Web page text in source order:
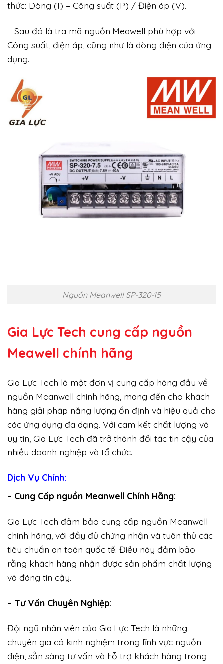
thức: Dòng (I) = Công suất (P) / Điện áp (V).
– Sau đó là tra mã nguồn Meawell phù hợp với
Công suất, điện áp, cũng như là dòng điện của ứng
dụng.
Nguồn Meanwell SP-320-15
Gia Lực Tech cung cấp nguồn
Meawell chính hãng
Gia Lực Tech là một đơn vị cung cấp hàng đầu về
nguồn Meanwell chính hãng, mang đến cho khách
hàng giải pháp năng lượng ổn định và hiệu quả cho
các ứng dụng đa dạng. Với cam kết chất lượng và
uy tín, Gia Lực Tech đã trở thành đối tác tin cậy của
nhiều doanh nghiệp và tổ chức.
Dịch Vụ Chính:
– Cung Cấp nguồn Meanwell Chính Hãng:
Gia Lực Tech đảm bảo cung cấp nguồn Meanwell
chính hãng, với đầy đủ chứng nhận và tuân thủ các
tiêu chuẩn an toàn quốc tế. Điều này đảm bảo
rằng khách hàng nhận được sản phẩm chất lượng
và đáng tin cậy.
– Tư Vấn Chuyên Nghiệp:
Đội ngũ nhân viên của Gia Lực Tech là những
chuyên gia có kinh nghiệm trong lĩnh vực nguồn
điện, sẵn sàng tư vấn và hỗ trợ khách hàng trong